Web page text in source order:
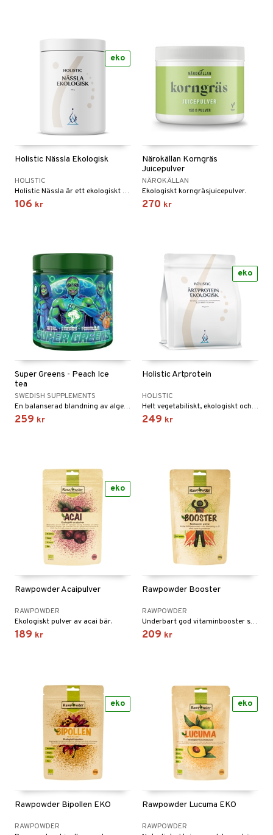
Holistic Nässla Ekologisk
HOLISTIC
Holistic Nässla är ett ekologiskt pulver, torkat vid max 40 grader.
106 kr
eko
Närokällan Korngräs
Juicepulver
NÄROKÄLLAN
Ekologiskt korngräsjuicepulver.
270 kr
Super Greens - Peach Ice
tea
SWEDISH SUPPLEMENTS
En balanserad blandning av alger, grönsaker, frukter, bär och svampar.
259 kr
Holistic Ärtprotein
HOLISTIC
Helt vegetabiliskt, ekologiskt och lättsmält protein. Högt proteininnehåll (minst 80%).
249 kr
eko
Rawpowder Acaipulver
RAWPOWDER
Ekologiskt pulver av acai bär.
189 kr
eko
Rawpowder Booster
RAWPOWDER
Underbart god vitaminbooster som håller i sig hela dagen.
209 kr
Rawpowder Bipollen EKO
RAWPOWDER
eko
Rawpowder Lucuma EKO
RAWPOWDER
eko